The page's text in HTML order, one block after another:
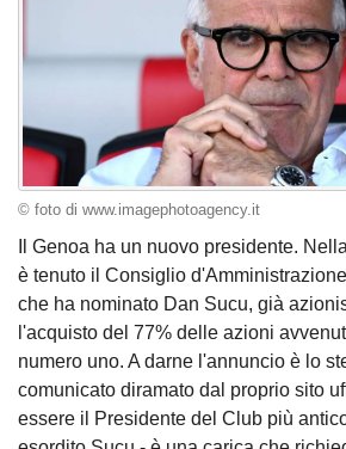
© foto di www.imagephotoagency.it
Il Genoa ha un nuovo presidente.
è tenuto il Consiglio
che ha nominato Dan Sucu, già
l'acquisto del 77% delle azioni
numero uno. A darne l'annuncio è lo
comunicato diramato dal proprio sito
essere il Presidente del Club più